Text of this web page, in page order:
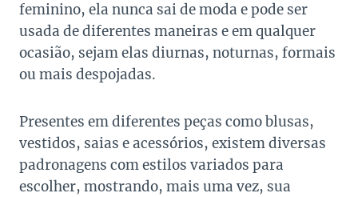
feminino, ela nunca sai de moda e pode ser
usada de diferentes maneiras e em qualquer
ocasião, sejam elas diurnas, noturnas, formais
ou mais despojadas.
Presentes em diferentes peças como blusas,
vestidos, saias e acessórios, existem diversas
padronagens com estilos variados para
escolher, mostrando, mais uma vez, sua